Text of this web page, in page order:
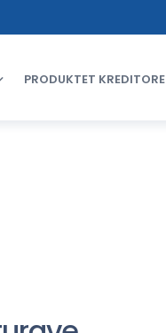
PRODUKTET KREDITORE